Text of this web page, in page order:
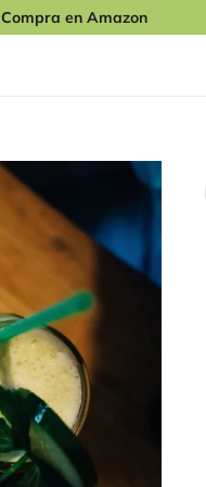
Compra en Amazon